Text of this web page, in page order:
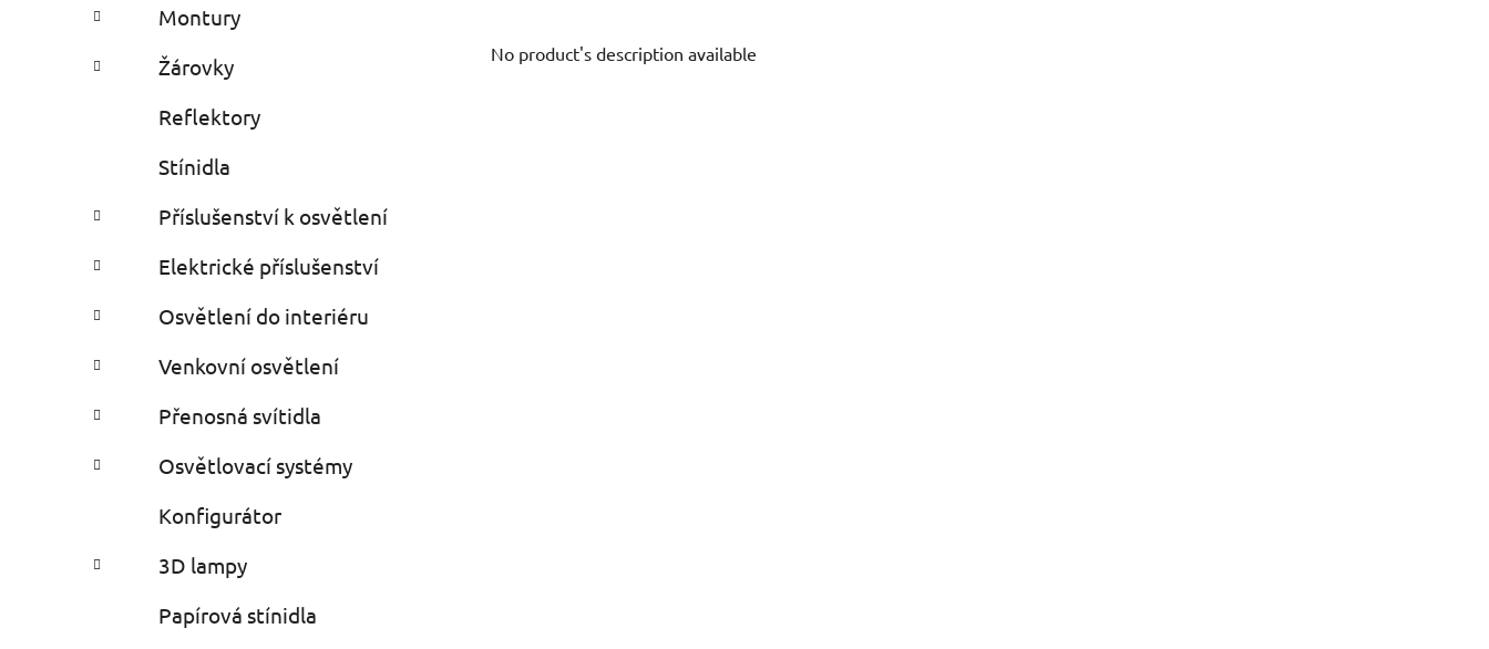
Montury
Žárovky
Reflektory
Stínidla
Příslušenství k osvětlení
Elektrické příslušenství
Osvětlení do interiéru
Venkovní osvětlení
Přenosná svítidla
Osvětlovací systémy
Konfigurátor
3D lampy
Papírová stínidla
No product's description available